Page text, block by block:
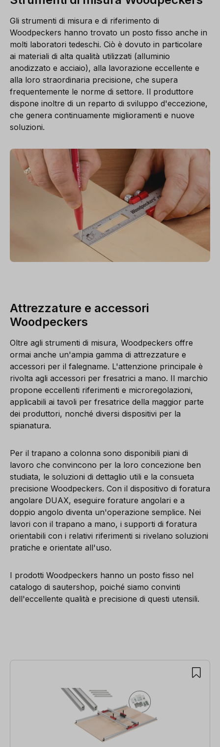
Gli strumenti di misura e di riferimento di
Woodpeckers hanno trovato un posto fisso anche in
molti laboratori tedeschi. Ciò è dovuto in particolare
ai materiali di alta qualità utilizzati (alluminio
anodizzato e acciaio), alla lavorazione eccellente e
alla loro straordinaria precisione, che supera
frequentemente le norme di settore. Il produttore
dispone inoltre di un reparto di sviluppo d'eccezione,
che genera continuamente miglioramenti e nuove
soluzioni.
Attrezzature e accessori
Woodpeckers
Oltre agli strumenti di misura, Woodpeckers offre
ormai anche un'ampia gamma di attrezzature e
accessori per il falegname. L'attenzione principale è
rivolta agli accessori per fresatrici a mano. Il marchio
propone eccellenti riferimenti e microregolazioni,
applicabili ai tavoli per fresatrice della maggior parte
dei produttori, nonché diversi dispositivi per la
spianatura.
Per il trapano a colonna sono disponibili piani di
lavoro che convincono per la loro concezione ben
studiata, le soluzioni di dettaglio utili e la consueta
precisione Woodpeckers. Con il dispositivo di foratura
angolare DUAX, eseguire forature angolari e a
doppio angolo diventa un'operazione semplice. Nei
lavori con il trapano a mano, i supporti di foratura
orientabili con i relativi riferimenti si rivelano soluzioni
pratiche e orientate all'uso.
I prodotti Woodpeckers hanno un posto fisso nel
catalogo di sautershop, poiché siamo convinti
dell'eccellente qualità e precisione di questi utensili.